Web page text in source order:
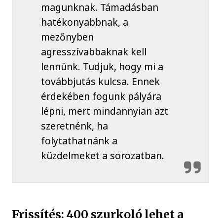
magunknak. Támadásban
hatékonyabbnak, a
mezőnyben
agresszívabbaknak kell
lennünk. Tudjuk, hogy mi a
továbbjutás kulcsa. Ennek
érdekében fogunk pályára
lépni, mert mindannyian azt
szeretnénk, ha
folytathatnánk a
küzdelmeket a sorozatban.
Frissítés: 400 szurkoló lehet a